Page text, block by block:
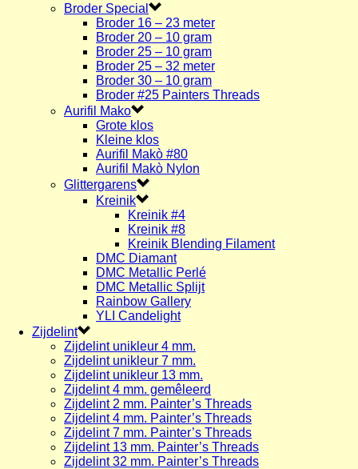
Broder Special
Broder 16 – 23 meter
Broder 20 – 10 gram
Broder 25 – 10 gram
Broder 25 – 32 meter
Broder 30 – 10 gram
Broder #25 Painters Threads
Aurifil Mako
Grote klos
Kleine klos
Aurifil Makò #80
Aurifil Makò Nylon
Glittergarens
Kreinik
Kreinik #4
Kreinik #8
Kreinik Blending Filament
DMC Diamant
DMC Metallic Perlé
DMC Metallic Splijt
Rainbow Gallery
YLI Candelight
Zijdelint
Zijdelint unikleur 4 mm.
Zijdelint unikleur 7 mm.
Zijdelint unikleur 13 mm.
Zijdelint 4 mm. gemêleerd
Zijdelint 2 mm. Painter’s Threads
Zijdelint 4 mm. Painter’s Threads
Zijdelint 7 mm. Painter’s Threads
Zijdelint 13 mm. Painter’s Threads
Zijdelint 32 mm. Painter’s Threads